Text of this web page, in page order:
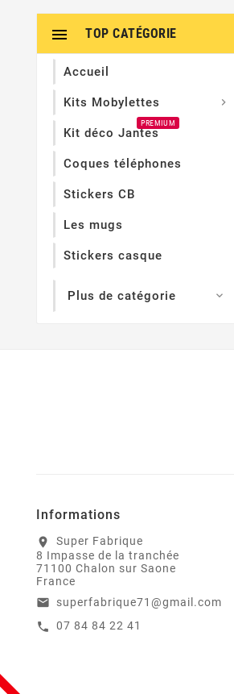
TOP CATÉGORIE

Accueil
Kits Mobylettes 
Kit déco Jantes
PREMIUM
Coques téléphones
Stickers CB
Les mugs
Stickers casque
Plus de catégorie 
Informations
location_on
Super Fabrique
8 Impasse de la tranchée
71100 Chalon sur Saone
France
email superfabrique71@gmail.com
call 07 84 84 22 41